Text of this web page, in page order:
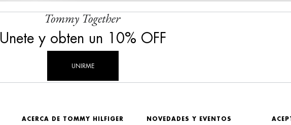
Unete y obten un 10% OFF
UNIRME
ACERCA DE TOMMY HILFIGER NOVEDADES Y EVENTOS